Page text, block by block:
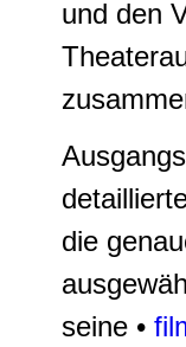
und den
die
seine •